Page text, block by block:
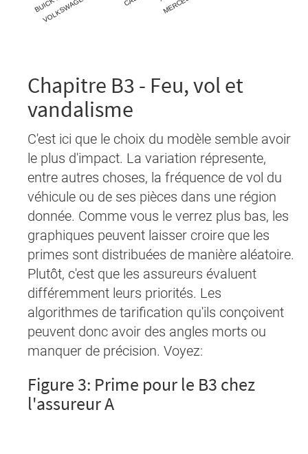
Chapitre B3 - Feu, vol et
vandalisme
C'est ici que le choix du modèle semble avoir
le plus d'impact. La variation répresente,
entre autres choses, la fréquence de vol du
véhicule ou de ses pièces dans une région
donnée. Comme vous le verrez plus bas, les
graphiques peuvent laisser croire que les
primes sont distribuées de manière aléatoire.
Plutôt, c'est que les assureurs évaluent
différemment leurs priorités. Les
algorithmes de tarification qu'ils conçoivent
peuvent donc avoir des angles morts ou
manquer de précision. Voyez:
Figure 3: Prime pour le B3 chez
l'assureur A